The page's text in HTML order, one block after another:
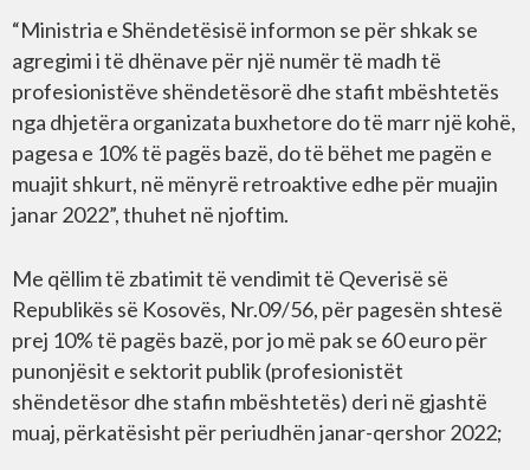
“Ministria e Shëndetësisë informon se për shkak se
agregimi i të dhënave për një numër të madh të
profesionistëve shëndetësorë dhe stafit mbështetës
nga dhjetëra organizata buxhetore do të marr një kohë,
pagesa e 10% të pagës bazë, do të bëhet me pagën e
muajit shkurt, në mënyrë retroaktive edhe për muajin
janar 2022”, thuhet në njoftim.
Me qëllim të zbatimit të vendimit të Qeverisë së
Republikës së Kosovës, Nr.09/56, për pagesën shtesë
prej 10% të pagës bazë, por jo më pak se 60 euro për
punonjësit e sektorit publik (profesionistët
shëndetësor dhe stafin mbështetës) deri në gjashtë
muaj, përkatësisht për periudhën janar-qershor 2022;